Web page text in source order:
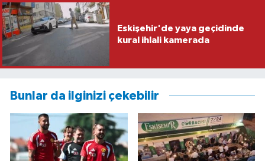
Eskişehir'de yaya geçidinde
kural ihlali kamerada
Bunlar da ilginizi çekebilir